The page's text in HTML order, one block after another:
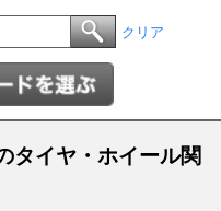
クリア
タイヤ・ホイール関